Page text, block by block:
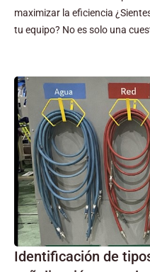
maximizar la eficiencia
tu equipo? No es solo una
Identificación de